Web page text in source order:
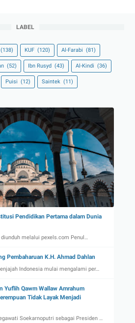
LABEL
(138) KUF (120) Al-Farabi (81)
(52) Ibn Rusyd (43) Al-Kindi (36)
Puisi (12) Saintek (11)
Pendidikan Pertama dalam Dunia
melalui pexels.com Penul…
Pembaharuan K.H. Ahmad Dahlan
Indonesia mulai mengalami per…
Yuflih Qawm Wallaw Amrahum
Tidak Layak Menjadi
Soekarnoputri sebagai Presiden …